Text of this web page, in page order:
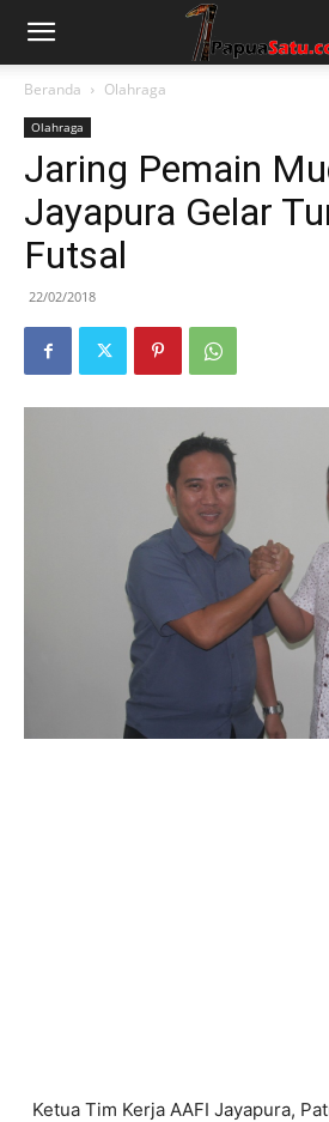
Beranda Olahraga
Olahraga
Jaring Pemain
Jayapura Gelar
Futsal
22/02/2018
Ketua Tim Kerja AAFI Jayapura,